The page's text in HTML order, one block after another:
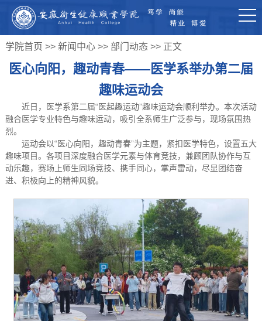
学院首页 >> 新闻中心>> 部门动态>> 正文
医心向阳，趣动青春——医学系举办第二届
趣味运动会
近日，医学系第二届“医起趣运动”趣味运动会顺利举办。本次活动
融合医学专业特色与趣味运动，吸引全系师生广泛参与，现场氛围热
烈。
运动会以“医心向阳，趣动青春”为主题，紧扣医学特色，设置五大
趣味项目。各项目深度融合医学元素与体育竞技，兼顾团队协作与互
动乐趣，赛场上师生同场竞技、携手同心，掌声雷动，尽显团结奋
进、积极向上的精神风貌。